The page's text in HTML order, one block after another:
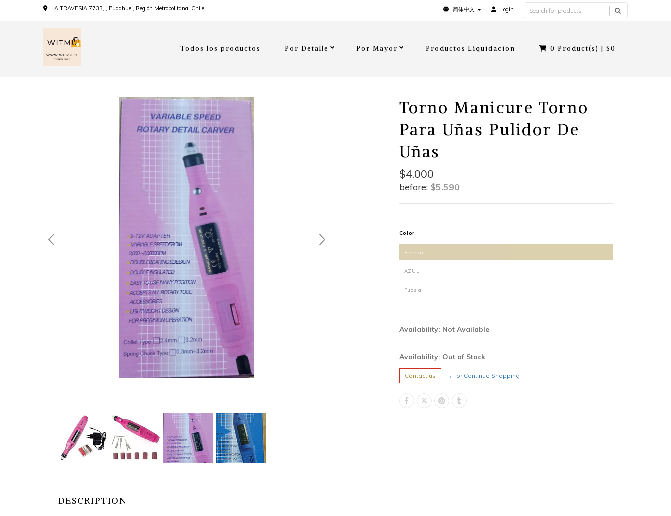
LA TRAVESIA 7733, , Pudahuel, Región Metropolitana, Chile 简体中文 Login
Todos los productos Por Detalle Por Mayor Productos Liquidacion 0 Product(s) |$0
DESCRIPTION
Torno Manicure Torno
Para Uñas Pulidor De
Uñas
$4.000
before: $5.590
Color
Rosado
AZUL
Fucsia
Availability: Not Available
Availability: Out of Stock
Contact us ← or Continue Shopping